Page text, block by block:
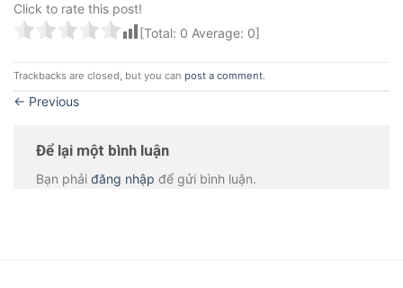
Click to rate this post!
[Total: 0 Average: 0]
Trackbacks are closed, but you can post a comment.
← Previous
Để lại một bình luận
Bạn phải đăng nhập để gửi bình luận.